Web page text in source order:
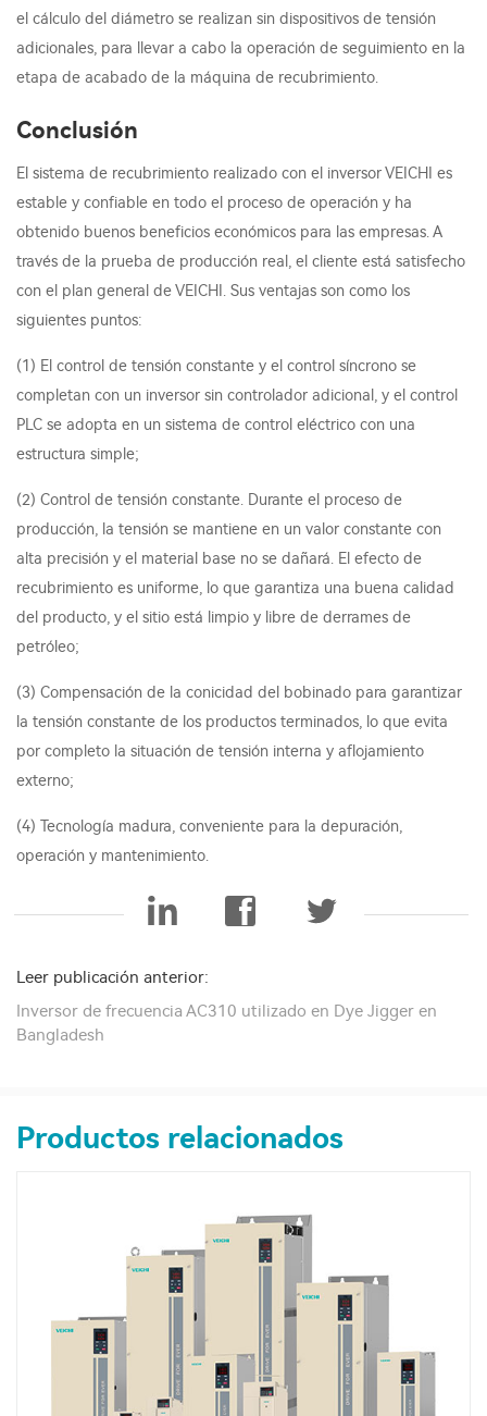
el cálculo del diámetro se realizan sin dispositivos de tensión
adicionales, para llevar a cabo la operación de seguimiento en la
etapa de acabado de la máquina de recubrimiento.
Conclusión
El sistema de recubrimiento realizado con el inversor VEICHI es
estable y confiable en todo el proceso de operación y ha
obtenido buenos beneficios económicos para las empresas. A
través de la prueba de producción real, el cliente está satisfecho
con el plan general de VEICHI. Sus ventajas son como los
siguientes puntos:
(1) El control de tensión constante y el control síncrono se
completan con un inversor sin controlador adicional, y el control
PLC se adopta en un sistema de control eléctrico con una
estructura simple;
(2) Control de tensión constante. Durante el proceso de
producción, la tensión se mantiene en un valor constante con
alta precisión y el material base no se dañará. El efecto de
recubrimiento es uniforme, lo que garantiza una buena calidad
del producto, y el sitio está limpio y libre de derrames de
petróleo;
(3) Compensación de la conicidad del bobinado para garantizar
la tensión constante de los productos terminados, lo que evita
por completo la situación de tensión interna y aflojamiento
externo;
(4) Tecnología madura, conveniente para la depuración,
operación y mantenimiento.
Leer publicación anterior:
Inversor de frecuencia AC310 utilizado en Dye Jigger en
Bangladesh
Productos relacionados